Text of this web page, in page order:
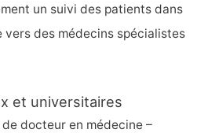
un suivi des patients dans
vers des médecins spécialistes
et universitaires
de docteur en médecine –